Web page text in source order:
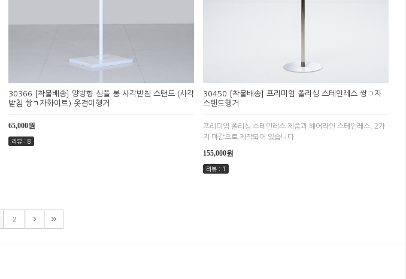
30366 [착불배송] 양방향 심플 봉 사각받침 스탠드 (사각
받침 쌍ㄱ자화이트) 옷걸이행거
65,000원
리뷰 : 8
30450 [착불배송] 프리미엄 폴리싱 스테인레스 쌍ㄱ자
스탠드행거
프리미엄 폴리싱 스테인레스 제품과 헤어라인 스테인레스, 2가
지 마감으로 제작되어 있습니다
155,000원
리뷰 : 1
2